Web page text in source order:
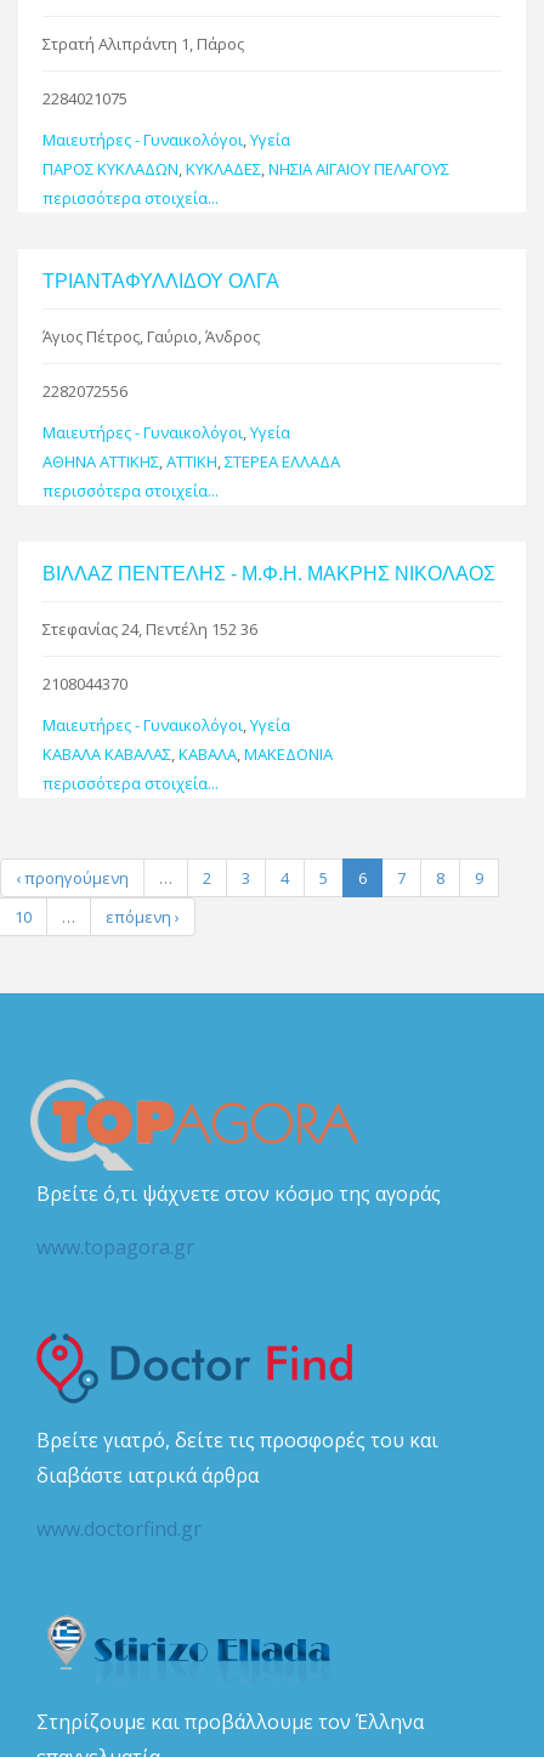
Στρατή Αλιπράντη 1, Πάρος
2284021075
Μαιευτήρες - Γυναικολόγοι,Υγεία
ΠΑΡΟΣ ΚΥΚΛΑΔΩΝ,ΚΥΚΛΑΔΕΣ,ΝΗΣΙΑ ΑΙΓΑΙΟΥ ΠΕΛΑΓΟΥΣ
περισσότερα στοιχεία...
ΤΡΙΑΝΤΑΦΥΛΛΙΔΟΥ ΟΛΓΑ
Άγιος Πέτρος, Γαύριο, Άνδρος
2282072556
Μαιευτήρες - Γυναικολόγοι,Υγεία
ΑΘΗΝΑ ΑΤΤΙΚΗΣ,ΑΤΤΙΚΗ,ΣΤΕΡΕΑ ΕΛΛΑΔΑ
περισσότερα στοιχεία...
ΒΙΛΛΑΖ ΠΕΝΤΕΛΗΣ - Μ.Φ.Η. ΜΑΚΡΗΣ ΝΙΚΟΛΑΟΣ
Στεφανίας 24, Πεντέλη 152 36
2108044370
Μαιευτήρες - Γυναικολόγοι,Υγεία
ΚΑΒΑΛΑ ΚΑΒΑΛΑΣ,ΚΑΒΑΛΑ,ΜΑΚΕΔΟΝΙΑ
περισσότερα στοιχεία...
‹ προηγούμενη … 2 3 4 5 6 7 8
9
10
… επόμενη ›
Βρείτε ό,τι ψάχνετε στον κόσμο της αγοράς
www.topagora.gr
Βρείτε γιατρό, δείτε τις προσφορές του και
διαβάστε ιατρικά άρθρα
www.doctorfind.gr
Στηρίζουμε και προβάλλουμε τον Έλληνα